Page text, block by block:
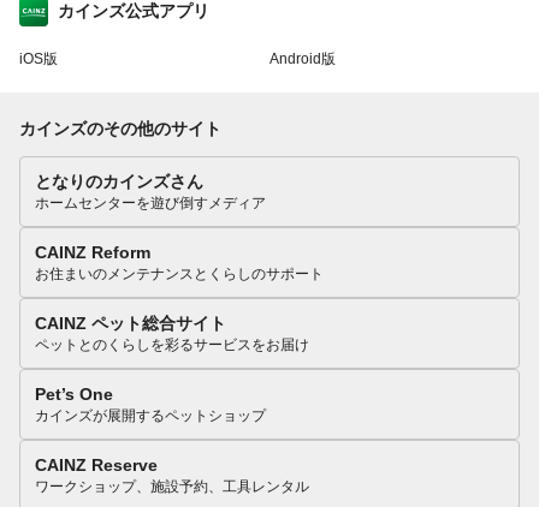
カインズ公式アプリ
iOS版 Android版
カインズのその他のサイト
となりのカインズさん
ホームセンターを遊び倒すメディア
CAINZ Reform
お住まいのメンテナンスとくらしのサポート
CAINZ ペット総合サイト
ペットとのくらしを彩るサービスをお届け
Pet’s One
カインズが展開するペットショップ
CAINZ Reserve
ワークショップ、施設予約、工具レンタル